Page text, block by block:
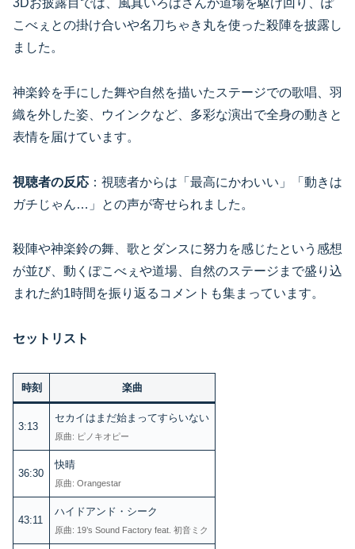
3Dお披露目では、風真いろはさんが道場を駆け回り、ぽ
こべぇとの掛け合いや名刀ちゃき丸を使った殺陣を披露し
ました。
神楽鈴を手にした舞や自然を描いたステージでの歌唱、羽
織を外した姿、ウインクなど、多彩な演出で全身の動きと
表情を届けています。
視聴者の反応 ：視聴者からは「最高にかわいい」「動きは
ガチじゃん…」との声が寄せられました。
殺陣や神楽鈴の舞、歌とダンスに努力を感じたという感想
が並び、動くぽこべぇや道場、自然のステージまで盛り込
まれた約1時間を振り返るコメントも集まっています。
セットリスト
時刻 楽曲
3:13
セカイはまだ始まってすらいない
原曲: ピノキオピー
36:30
快晴
原曲: Orangestar
43:11
ハイドアンド・シーク
原曲: 19’s Sound Factory feat. 初音ミク